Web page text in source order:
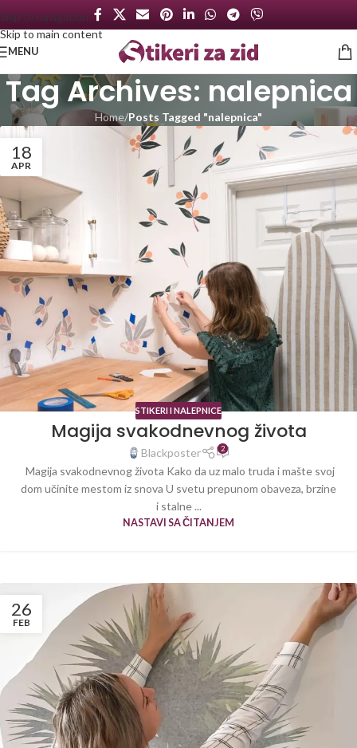
Skip to navigation
Skip to main content
MENU
Tag Archives: nalepnica
Home/Posts Tagged "nalepnica"
18
APR
STIKERI I NALEPNICE
Magija svakodnevnog života
Blackposter 2
Magija svakodnevnog života Kako da uz malo truda i mašte svoj
dom učinite mestom iz snova U svetu prepunom obaveza, brzine
i stalne ...
NASTAVI SA ČITANJEM
26
FEB